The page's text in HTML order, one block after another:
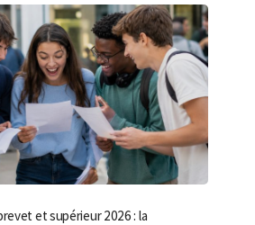
et supérieur 2026 : la